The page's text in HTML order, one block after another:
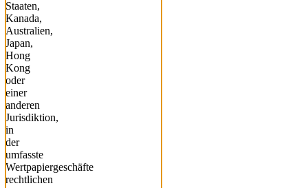
Staaten,
Kanada,
Australien,
Japan,
Hong
Kong
oder
einer
anderen
Jurisdiktion,
in
der
umfasste
Wertpapiergeschäfte
rechtlichen